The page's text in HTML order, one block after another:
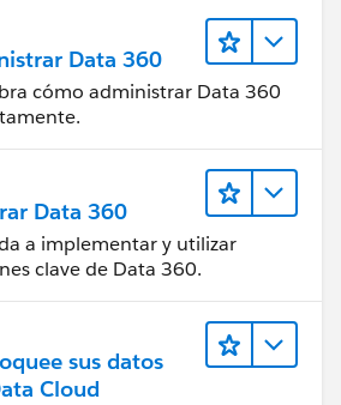
Data 360
cómo administrar Data 360
Data 360
a implementar y utilizar
clave de Data 360.
sus datos
Cloud